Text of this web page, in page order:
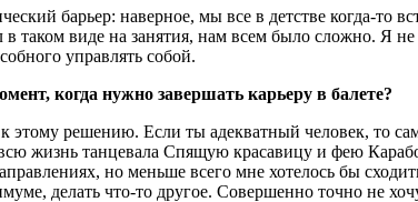
барьер: наверное, мы все в детстве когда-то
виде на занятия, нам всем было сложно. Я не
управлять собой.
когда нужно завершать карьеру в балете?
к этому решению. Если ты адекватный человек,
жизнь танцевала Спящую красавицу и фею
но меньше всего мне хотелось бы
делать что-то другое. Совершенно точно не